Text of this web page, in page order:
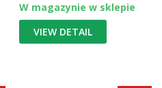
W magazynie w sklepie
VIEW DETAIL